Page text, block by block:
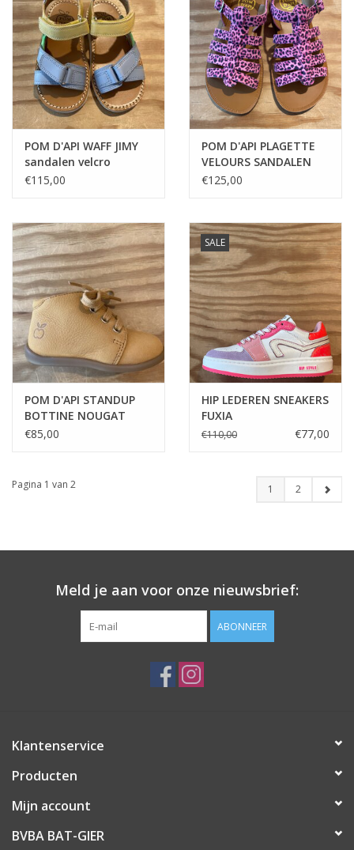
POM D'API WAFF JIMY
sandalen velcro
€115,00
POM D'API PLAGETTE
VELOURS SANDALEN
MET GESP
€125,00
POM D'API STANDUP
BOTTINE NOUGAT
eerste stapper
€85,00
SALE
HIP LEDEREN SNEAKERS
FUXIA
€110,00 €77,00
Pagina 1 van 2 1 2
Meld je aan voor onze nieuwsbrief:
ABONNEER
Klantenservice
Producten
Mijn account
BVBA BAT-GIER